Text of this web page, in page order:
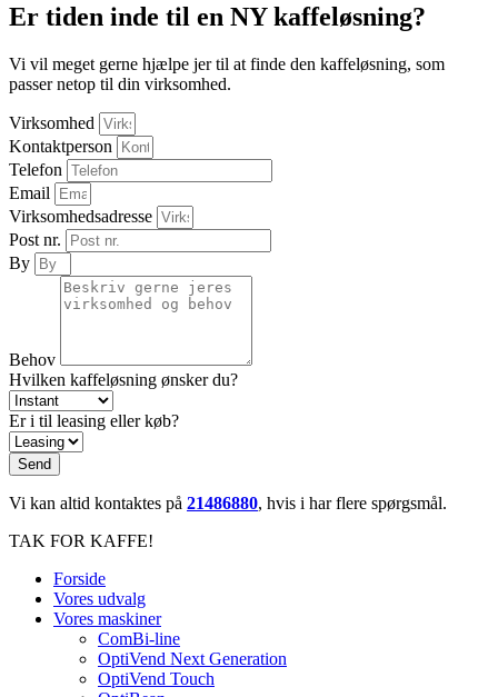
Er tiden inde til en NY kaffeløsning?
Vi vil meget gerne hjælpe jer til at finde den kaffeløsning, som
passer netop til din virksomhed.
Virksomhed
Kontaktperson
Telefon
Email
Virksomhedsadresse
Post nr.
By
Behov
Hvilken kaffeløsning ønsker du?
Er i til leasing eller køb?
Send
Vi kan altid kontaktes på 21486880, hvis i har flere spørgsmål.
TAK FOR KAFFE!
Forside
Vores udvalg
Vores maskiner
ComBi-line
OptiVend Next Generation
OptiVend Touch